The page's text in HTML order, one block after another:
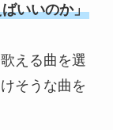
いいのか」
える曲を選
そうな曲を